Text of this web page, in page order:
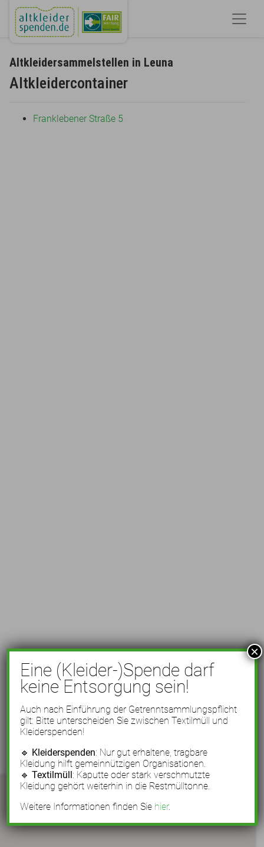
Altkleidersammelstellen in Leuna
Altkleidercontainer
Franklebener Straße 5
Eine (Kleider-)Spende darf
keine Entsorgung sein!
Auch nach Einführung der Getrenntsammlungspflicht
gilt: Bitte unterscheiden Sie zwischen Textilmüll und
Kleiderspenden!
🔹 Kleiderspenden: Nur gut erhaltene, tragbare
Kleidung hilft gemeinnützigen Organisationen.
🔹Textilmüll: Kaputte oder stark verschmutzte
Kleidung gehört weiterhin in die Restmülltonne.
Weitere Informationen finden Sie hier.
×